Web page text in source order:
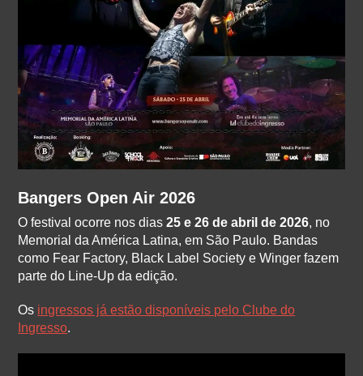
Bangers Open Air 2026
O festival ocorre nos dias25 e 26 de abril de 2026, no
Memorial da América Latina, em São Paulo. Bandas
como Fear Factory, Black Label Society e Winger fazem
parte do Line-Up da edição.
Os ingressos já estão disponíveis pelo Clube do
Ingresso.